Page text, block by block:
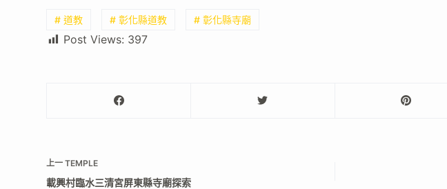
# 道教 # 彰化縣道教 # 彰化縣寺廟
Post Views: 397
上一TEMPLE
載興村臨水三清宮屏東縣寺廟探索